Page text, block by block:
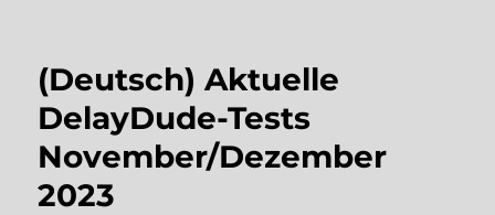
(Deutsch) Aktuelle
DelayDude-Tests
November/Dezember
2023